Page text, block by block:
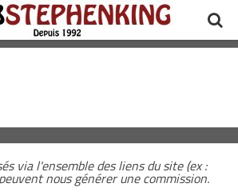
via l'ensemble des liens du site (ex :
nous générer une commission.